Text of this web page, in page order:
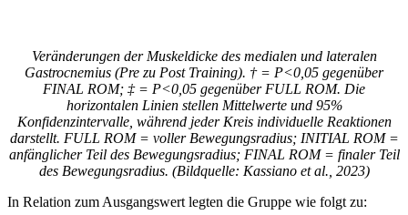
Veränderungen der Muskeldicke des medialen und lateralen
Gastrocnemius (Pre zu Post Training). † = P<0,05 gegenüber
FINAL ROM; ‡ = P<0,05 gegenüber FULL ROM. Die
horizontalen Linien stellen Mittelwerte und 95%
Konfidenzintervalle, während jeder Kreis individuelle Reaktionen
darstellt. FULL ROM = voller Bewegungsradius; INITIAL ROM =
anfänglicher Teil des Bewegungsradius; FINAL ROM = finaler Teil
des Bewegungsradius. (Bildquelle: Kassiano et al., 2023)
In Relation zum Ausgangswert legten die Gruppe wie folgt zu: